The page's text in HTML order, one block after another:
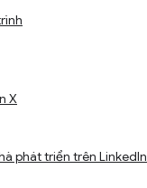
X
phát triển trên LinkedIn